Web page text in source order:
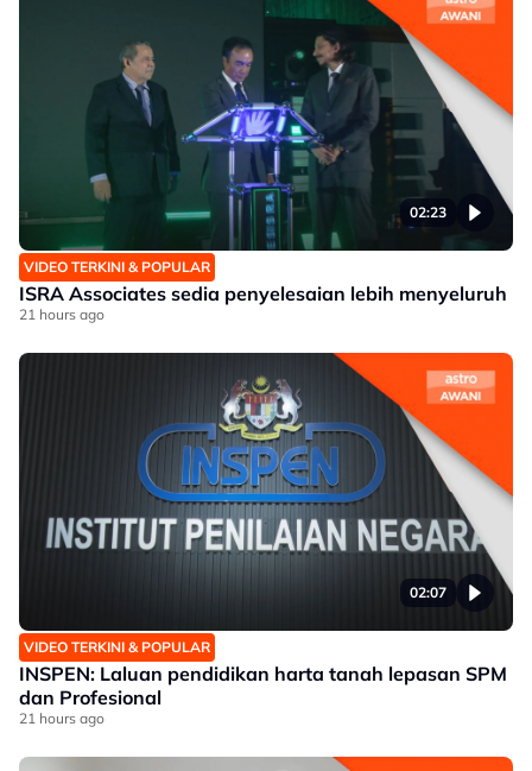
02:23
VIDEO TERKINI & POPULAR
ISRA Associates sedia penyelesaian lebih menyeluruh
21 hours ago
02:07
VIDEO TERKINI & POPULAR
INSPEN: Laluan pendidikan harta tanah lepasan SPM
dan Profesional
21 hours ago